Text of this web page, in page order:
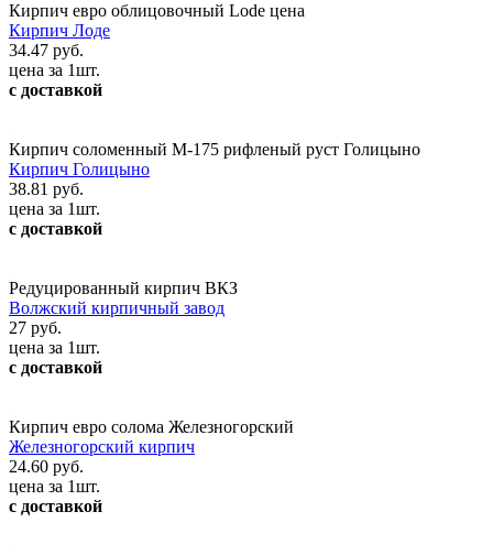
Кирпич евро облицовочный Lode цена
Кирпич Лоде
34.47 руб.
цена за 1шт.
с доставкой
Кирпич соломенный М-175 рифленый руст Голицыно
Кирпич Голицыно
38.81 руб.
цена за 1шт.
с доставкой
Редуцированный кирпич ВКЗ
Волжский кирпичный завод
27 руб.
цена за 1шт.
с доставкой
Кирпич евро солома Железногорский
Железногорский кирпич
24.60 руб.
цена за 1шт.
с доставкой